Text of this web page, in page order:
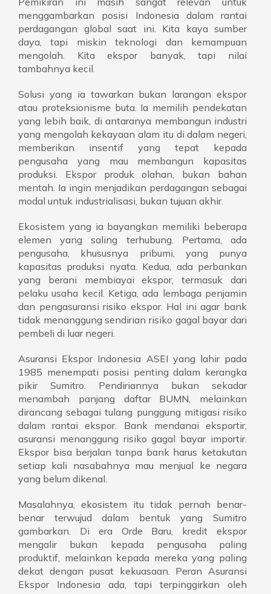
menggambarkan posisi Indonesia dalam rantai
perdagangan global saat ini. Kita kaya sumber
daya, tapi miskin teknologi dan kemampuan
mengolah. Kita ekspor banyak, tapi nilai
tambahnya kecil.
Solusi yang ia tawarkan bukan larangan ekspor
atau proteksionisme buta. Ia memilih pendekatan
yang lebih baik, di antaranya membangun industri
yang mengolah kekayaan alam itu di dalam negeri,
memberikan insentif yang tepat kepada
pengusaha yang mau membangun kapasitas
produksi. Ekspor produk olahan, bukan bahan
mentah. Ia ingin menjadikan perdagangan sebagai
modal untuk industrialisasi, bukan tujuan akhir.
Ekosistem yang ia bayangkan memiliki beberapa
elemen yang saling terhubung. Pertama, ada
pengusaha, khususnya pribumi, yang punya
kapasitas produksi nyata. Kedua, ada perbankan
yang berani membiayai ekspor, termasuk dari
pelaku usaha kecil. Ketiga, ada lembaga penjamin
dan pengasuransi risiko ekspor. Hal ini agar bank
tidak menanggung sendirian risiko gagal bayar dari
pembeli di luar negeri.
Asuransi Ekspor Indonesia ASEI yang lahir pada
1985 menempati posisi penting dalam kerangka
pikir Sumitro. Pendiriannya bukan sekadar
menambah panjang daftar BUMN, melainkan
dirancang sebagai tulang punggung mitigasi risiko
dalam rantai ekspor. Bank mendanai eksportir,
asuransi menanggung risiko gagal bayar importir.
Ekspor bisa berjalan tanpa bank harus ketakutan
setiap kali nasabahnya mau menjual ke negara
yang belum dikenal.
Masalahnya, ekosistem itu tidak pernah benar-
benar terwujud dalam bentuk yang Sumitro
gambarkan. Di era Orde Baru, kredit ekspor
mengalir bukan kepada pengusaha paling
produktif, melainkan kepada mereka yang paling
dekat dengan pusat kekuasaan. Peran Asuransi
Ekspor Indonesia ada, tapi terpinggirkan oleh